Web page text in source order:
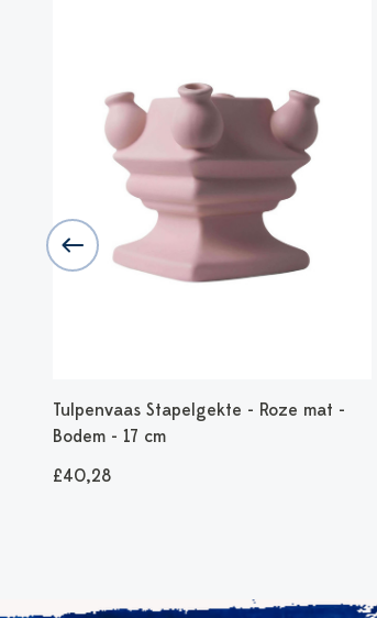
Tulpenvaas Stapelgekte - Roze mat -
Bodem - 17 cm
£40,28